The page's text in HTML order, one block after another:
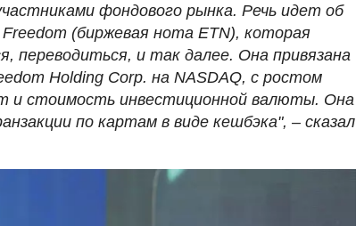
фондового рынка. Речь идет об
(биржевая нота ETN), которая
переводиться, и так далее. Она привязана
Holding Corp. на NASDAQ, с ростом
и стоимость инвестиционной валюты. Она
по картам в виде кешбэка", – сказал